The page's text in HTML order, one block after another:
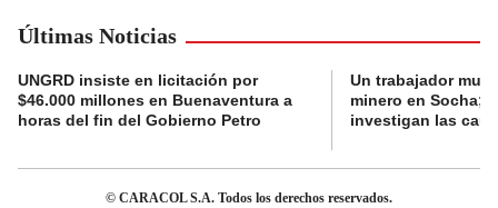
Últimas Noticias
UNGRD insiste en licitación por
$46.000 millones en Buenaventura a
horas del fin del Gobierno Petro
Un trabajador
minero en Socha;
investigan las
© CARACOL S.A. Todos los derechos reservados.